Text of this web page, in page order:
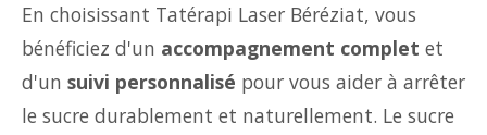
En choisissant Tatérapi Laser Béréziat, vous
bénéficiez d'un accompagnement complet et
d'un suivi personnalisé pour vous aider à arrêter
le sucre durablement et naturellement. Le sucre